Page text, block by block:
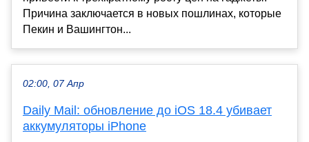
Причина заключается в новых пошлинах, которые
Пекин и Вашингтон...
02:00, 07 Апр
Daily Mail: обновление до iOS 18.4 убивает
аккумуляторы iPhone